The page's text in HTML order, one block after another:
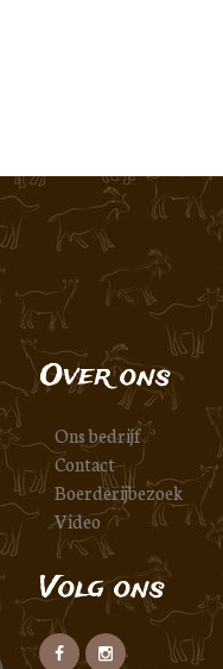
Over ons
Ons bedrijf
Contact
Boerderijbezoek
Video
Volg ons